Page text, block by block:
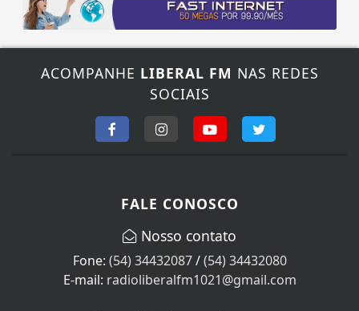
ACOMPANHE LIBERAL FM NAS REDES
SOCIAIS
FALE CONOSCO
Nosso contato
Fone: (54) 34432087/(54) 34432080
E-mail: radioliberalfm1021@gmail.com